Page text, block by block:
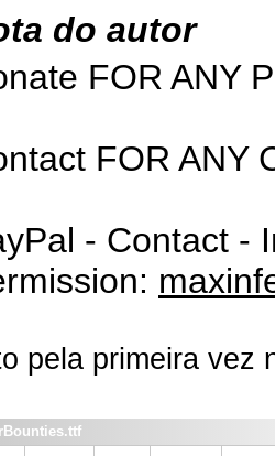
do autor
FOR ANY
FOR ANY
- Contact -
pela primeira vez